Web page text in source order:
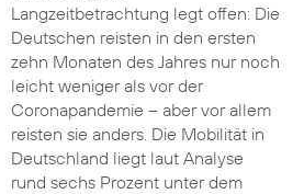
Langzeitbetrachtung legt offen: Die
Deutschen reisten in den ersten
zehn Monaten des Jahres nur noch
leicht weniger als vor der
Coronapandemie – aber vor allem
reisten sie anders. Die Mobilität in
Deutschland liegt laut Analyse
rund sechs Prozent unter dem